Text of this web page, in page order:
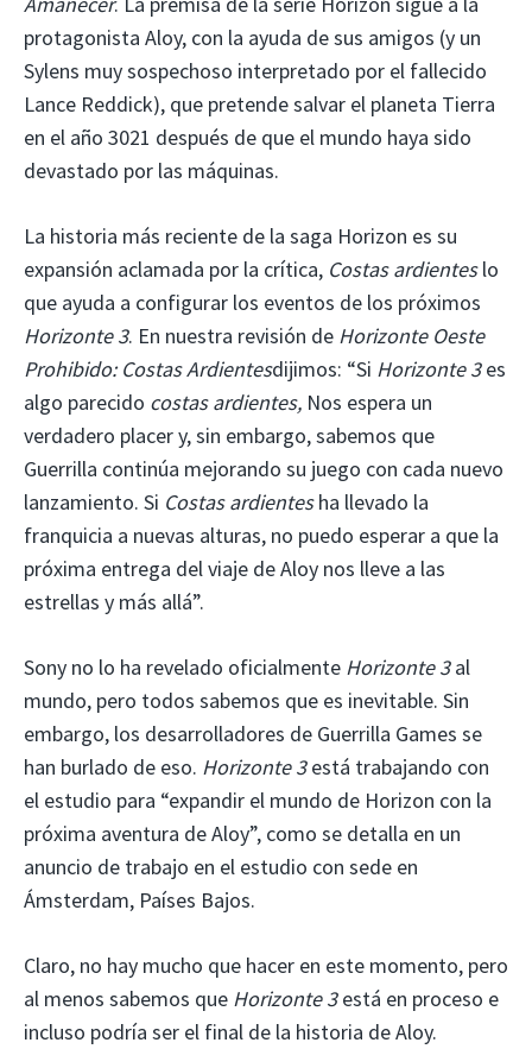
protagonista Aloy, con la ayuda de sus amigos (y un
Sylens muy sospechoso interpretado por el fallecido
Lance Reddick), que pretende salvar el planeta Tierra
en el año 3021 después de que el mundo haya sido
devastado por las máquinas.
La historia más reciente de la saga Horizon es su
expansión aclamada por la crítica, Costas ardienteslo
que ayuda a configurar los eventos de los próximos
Horizonte 3. En nuestra revisión de Horizonte Oeste
Prohibido: Costas Ardientesdijimos: “Si Horizonte 3es
algo parecido costas ardientes, Nos espera un
verdadero placer y, sin embargo, sabemos que
Guerrilla continúa mejorando su juego con cada nuevo
lanzamiento. Si Costas ardientesha llevado la
franquicia a nuevas alturas, no puedo esperar a que la
próxima entrega del viaje de Aloy nos lleve a las
estrellas y más allá”.
Sony no lo ha revelado oficialmente Horizonte 3al
mundo, pero todos sabemos que es inevitable. Sin
embargo, los desarrolladores de Guerrilla Games se
han burlado de eso. Horizonte 3está trabajando con
el estudio para “expandir el mundo de Horizon con la
próxima aventura de Aloy”, como se detalla en un
anuncio de trabajo en el estudio con sede en
Ámsterdam, Países Bajos.
Claro, no hay mucho que hacer en este momento, pero
al menos sabemos que Horizonte 3está en proceso e
incluso podría ser el final de la historia de Aloy.